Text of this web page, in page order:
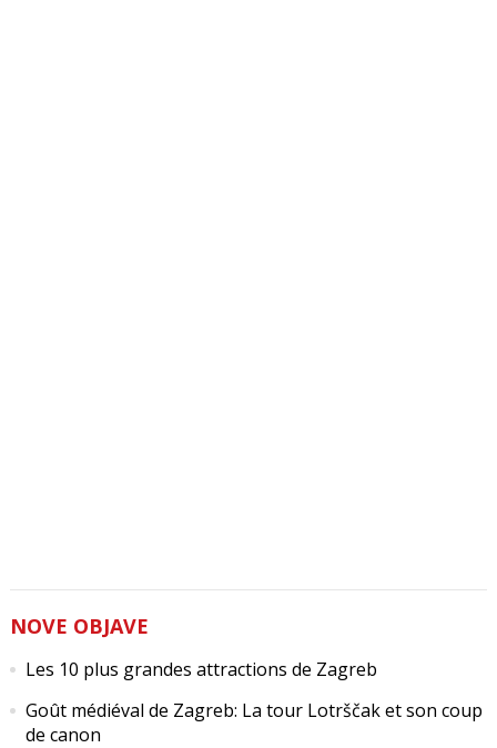
NOVE OBJAVE
Les 10 plus grandes attractions de Zagreb
Goût médiéval de Zagreb: La tour Lotrščak et son coup
de canon